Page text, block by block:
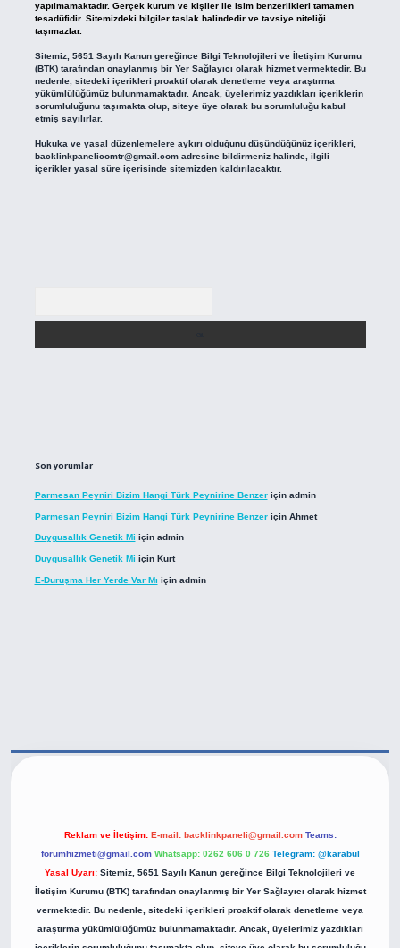
yapılmamaktadır. Gerçek kurum ve kişiler ile isim benzerlikleri tamamen
tesadüfidir. Sitemizdeki bilgiler taslak halindedir ve tavsiye niteliği
taşımazlar.
Sitemiz, 5651 Sayılı Kanun gereğince Bilgi Teknolojileri ve İletişim Kurumu
(BTK) tarafından onaylanmış bir Yer Sağlayıcı olarak hizmet vermektedir. Bu
nedenle, sitedeki içerikleri proaktif olarak denetleme veya araştırma
yükümlülüğümüz bulunmamaktadır. Ancak, üyelerimiz yazdıkları içeriklerin
sorumluluğunu taşımakta olup, siteye üye olarak bu sorumluluğu kabul
etmiş sayılırlar.
Hukuka ve yasal düzenlemelere aykırı olduğunu düşündüğünüz içerikleri,
backlinkpanelicomtr@gmail.comadresine bildirmeniz halinde, ilgili
içerikler yasal süre içerisinde sitemizden kaldırılacaktır.
Son yorumlar
Parmesan Peyniri Bizim Hangi Türk Peynirine Benzeriçin admin
Parmesan Peyniri Bizim Hangi Türk Peynirine Benzeriçin Ahmet
Duygusallık Genetik Mi için admin
Duygusallık Genetik Mi için Kurt
E-Duruşma Her Yerde Var Mı için admin
Reklam ve İletişim: E-mail: backlinkpaneli@gmail.com Teams:
forumhizmeti@gmail.com Whatsapp: 0262 606 0 726 Telegram: @karabul
Yasal Uyarı: Sitemiz, 5651 Sayılı Kanun gereğince Bilgi Teknolojileri ve
İletişim Kurumu (BTK) tarafından onaylanmış bir Yer Sağlayıcı olarak hizmet
vermektedir. Bu nedenle, sitedeki içerikleri proaktif olarak denetleme veya
araştırma yükümlülüğümüz bulunmamaktadır. Ancak, üyelerimiz yazdıkları